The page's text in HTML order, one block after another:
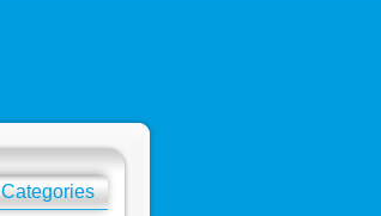
Categories